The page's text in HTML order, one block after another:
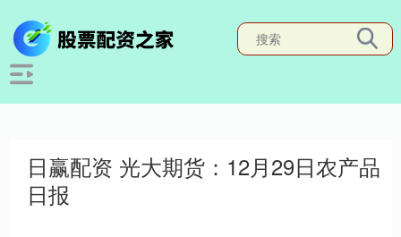
日赢配资 光大期货：12月29日农产品
日报